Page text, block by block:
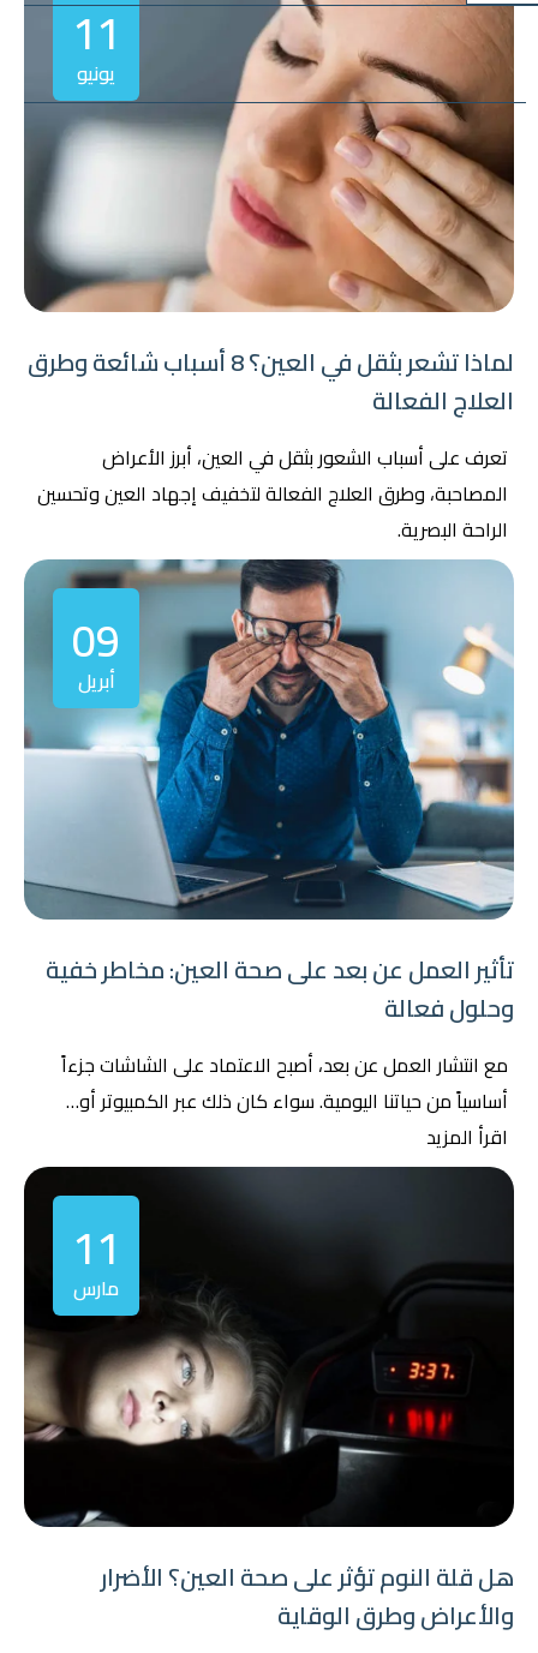
11
يونيو
لماذا تشعر بثقل في العين؟ 8 أسباب شائعة وطرق
العلاج الفعالة
تعرف على أسباب الشعور بثقل في العين، أبرز الأعراض
المصاحبة، وطرق العلاج الفعالة لتخفيف إجهاد العين وتحسين
الراحة البصرية.
09
أبريل
تأثير العمل عن بعد على صحة العين: مخاطر خفية
وحلول فعالة
مع انتشار العمل عن بعد، أصبح الاعتماد على الشاشات جزءاً
أساسياً من حياتنا اليومية. سواء كان ذلك عبر الكمبيوتر أو…
اقرأ المزيد
11
مارس
هل قلة النوم تؤثر على صحة العين؟ الأضرار
والأعراض وطرق الوقاية